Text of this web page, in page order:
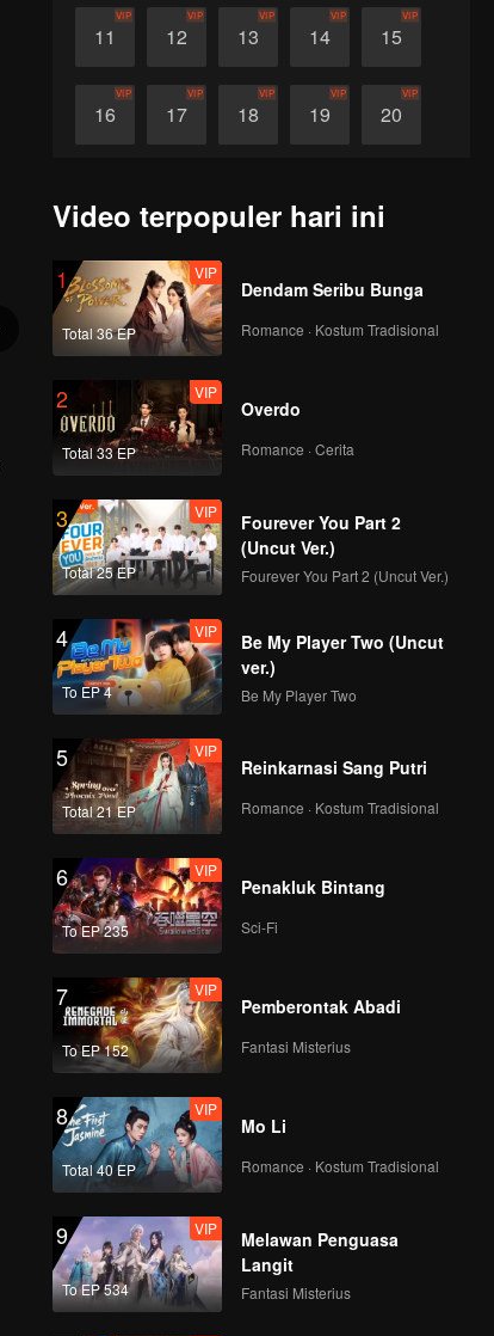
11
VIP
12
VIP
13
VIP
14
VIP
15
VIP
16
VIP
17
VIP
18
VIP
19
VIP
20
VIP
26 27
Video terpopuler hari ini
1
Total 36 EP
VIP
Dendam Seribu Bunga
Romance · Kostum Tradisional
2
Total 33 EP
VIP
Overdo
Romance · Cerita
3
Total 25 EP
VIP
Fourever You Part 2
(Uncut Ver.)
Fourever You Part 2 (Uncut Ver.)
4
To EP 4
VIP
Be My Player Two (Uncut
ver.)
Be My Player Two
5
Total 21 EP
VIP
Reinkarnasi Sang Putri
Romance · Kostum Tradisional
6
To EP 235
VIP
Penakluk Bintang
Sci-Fi
7
To EP 152
VIP
Pemberontak Abadi
Fantasi Misterius
8
Total 40 EP
VIP
Mo Li
Romance · Kostum Tradisional
9
To EP 534
VIP
Melawan Penguasa
Langit
Fantasi Misterius